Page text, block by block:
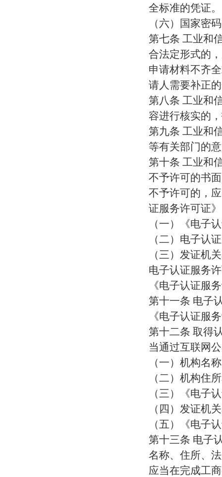
全标准的凭证。
（六）国家密
第七条 工业和
合法定形式的
申请材料不齐
请人需要补正
第八条 工业和
容进行核实的
第九条 工业和
等有关部门的
第十条 工业和
不予许可的书
不予许可的，
证服务许可证
（一）《电子
（二）电子认
（三）发证机
电子认证服务
《电子认证服
第十一条 电子
《电子认证服
第十二条 取得
当通过互联网
（一）机构名
（二）机构住
（三）《电子
（四）发证机
（五）《电子
第十三条 电子
名称、住所、
应当在完成工